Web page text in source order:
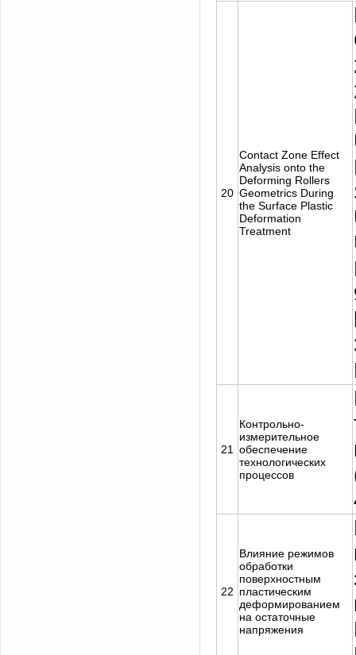
20
Contact Zone Effect
Analysis onto the
Deforming Rollers
Geometrics During
the Surface Plastic
Deformation
Treatment
21
Контрольно-
измерительное
обеспечение
технологических
процессов
22
Влияние режимов
обработки
поверхностным
пластическим
деформированием
на остаточные
напряжения